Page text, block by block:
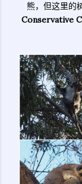
熊，但这里的
Conservative